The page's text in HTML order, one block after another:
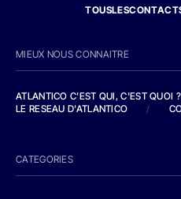
MIEUX NOUS CONNAITRE
ATLANTICO C'EST QUI, C'EST QUOI ?
LE RESEAU D'ATLANTICO
/
CATEGORIES